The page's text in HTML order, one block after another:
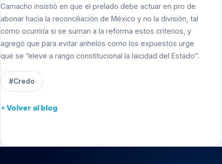
Camacho insistió en que el prelado debe actuar en pro de
abonar hacia la reconciliación de México y no la división, tal
como ocurriría si se suman a la reforma estos criterios, y
agregó que para evitar anhelos como los expuestos urge
que se “eleve a rango constitucional la laicidad del Estado”.
#Credo
Volver al blog